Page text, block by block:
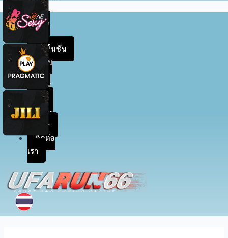
หน้า
โปรโมชัน
สะสม
แต้ม
เข้าสู่
ระบบ
สมัคร
สมาชิก
ติดต่อ
เรา